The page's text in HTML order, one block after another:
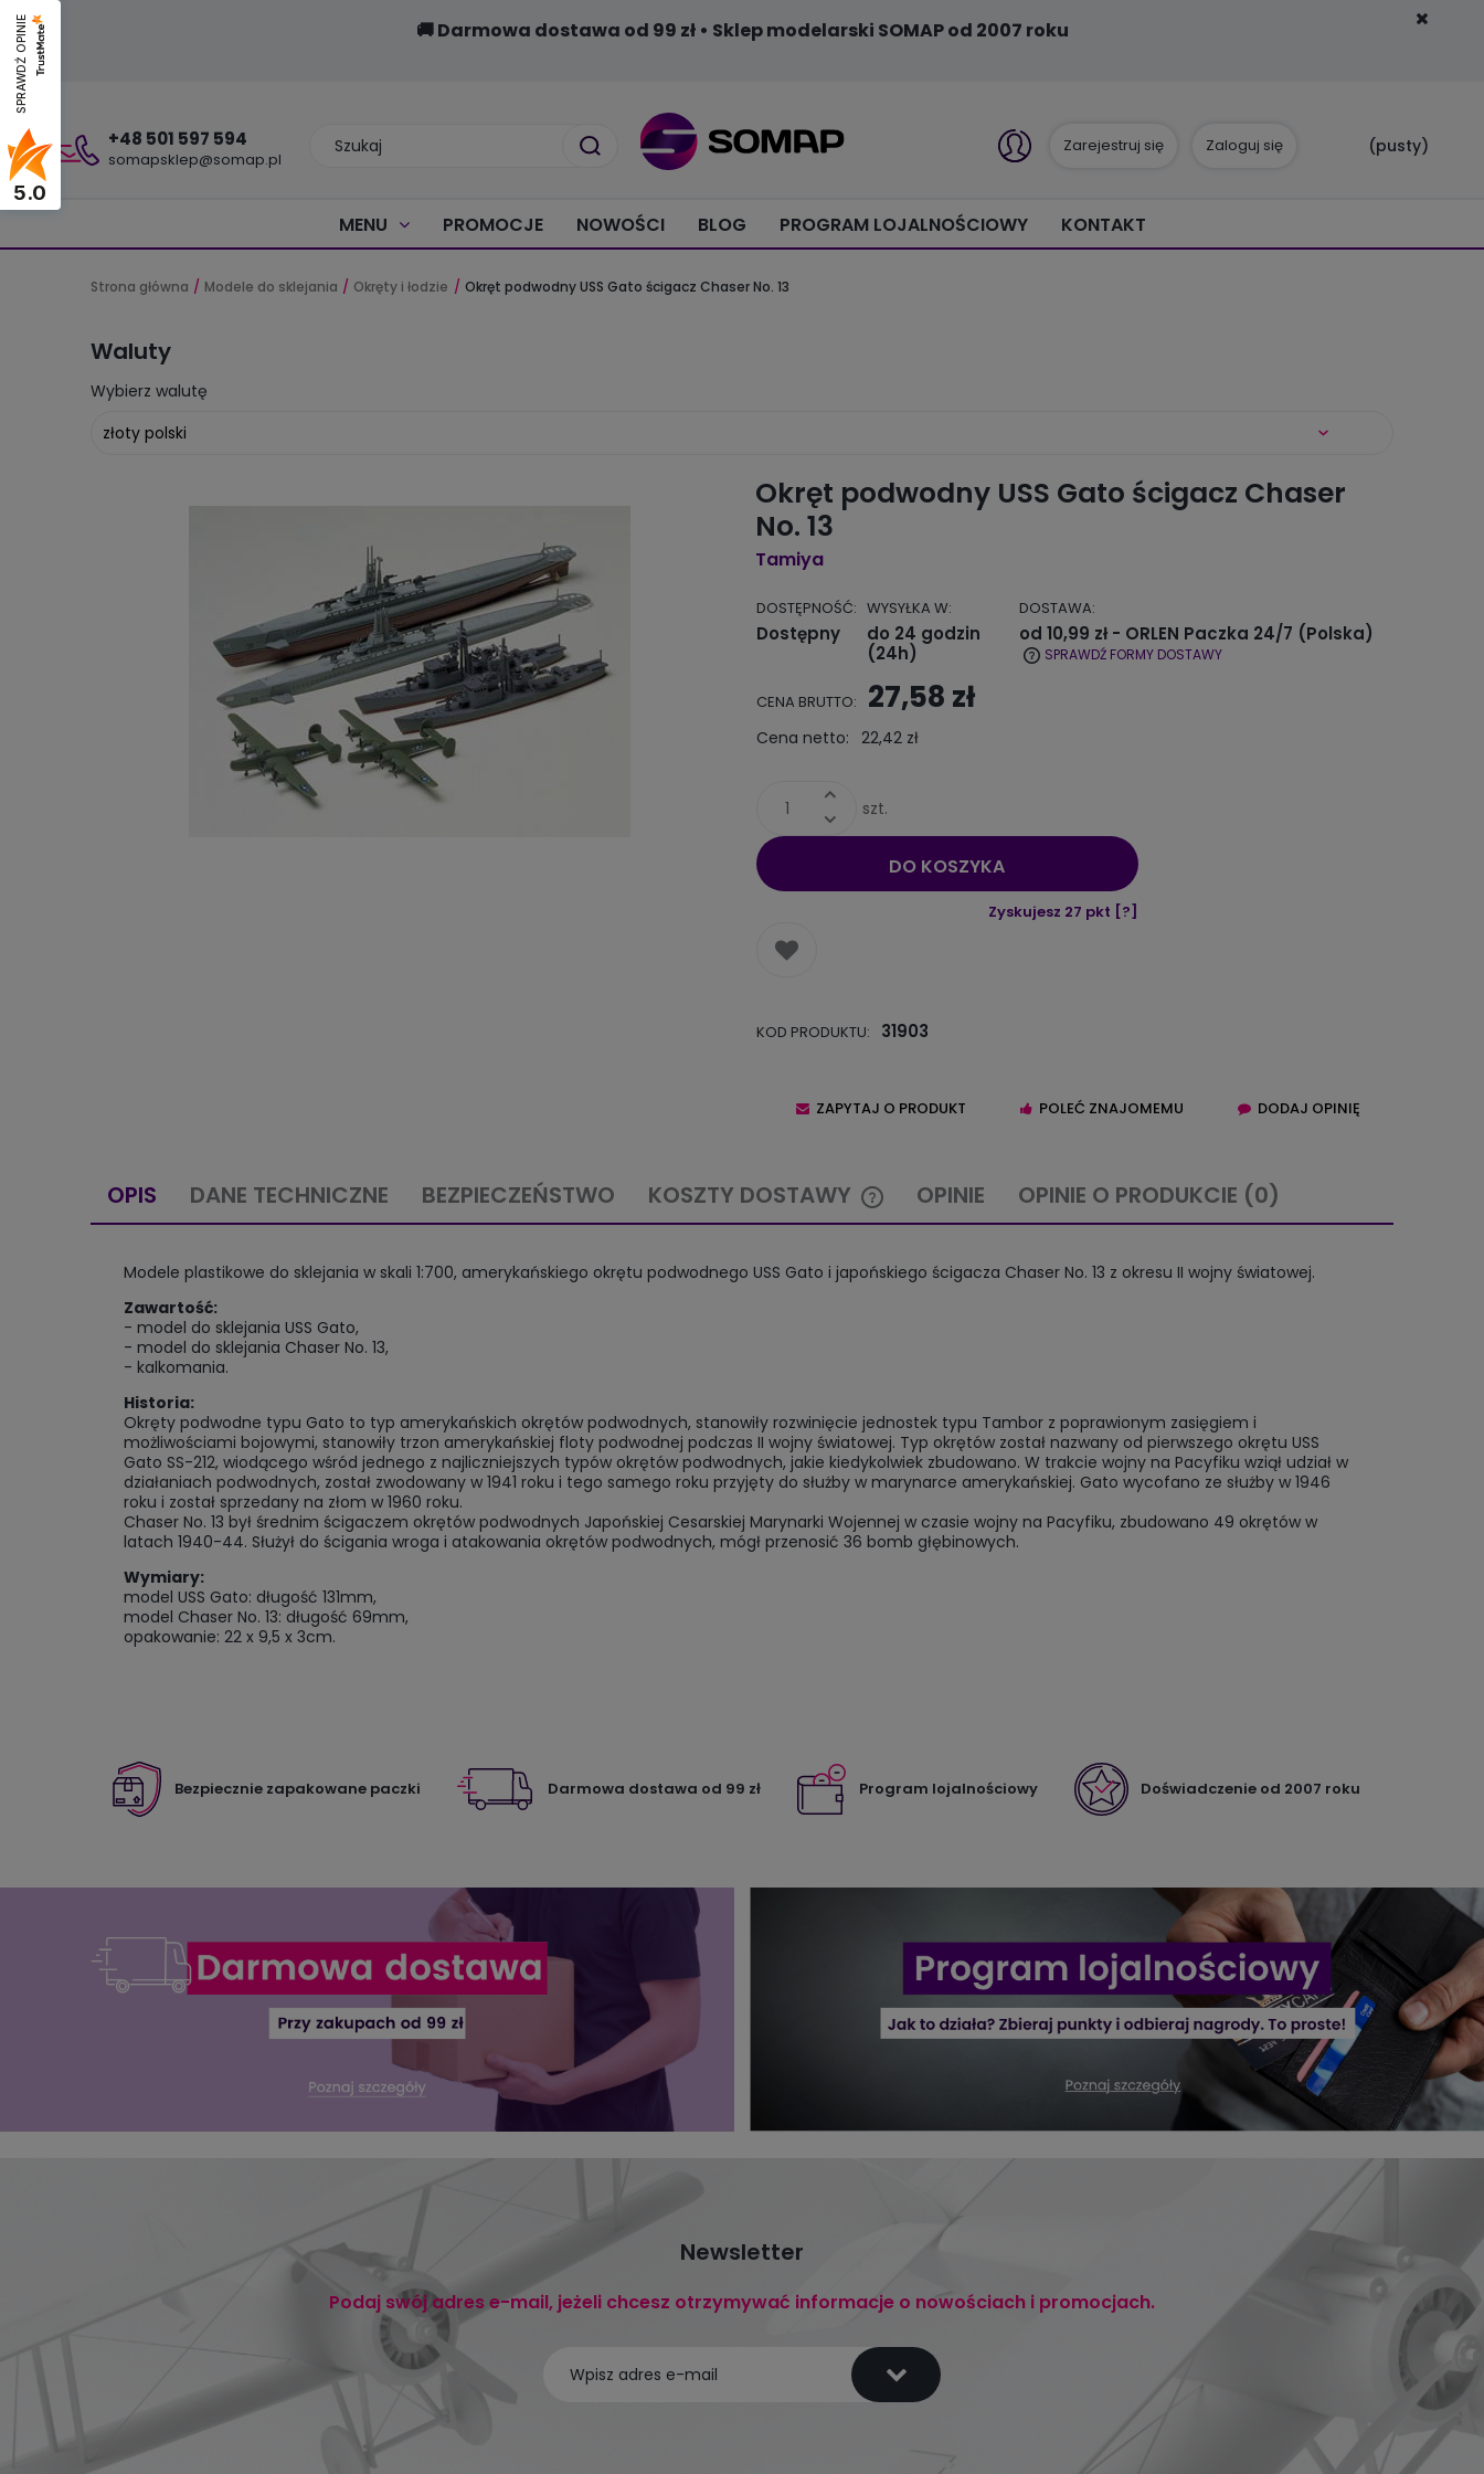
🚚 Darmowa dostawa od 99 zł • Sklep modelarski SOMAP od 2007 roku
+48 501 597 594
somapsklep@somap.pl
(pusty)
Zarejestruj się Zaloguj się
MENU PROMOCJE NOWOŚCI BLOG PROGRAM LOJALNOŚCIOWY KONTAKT
Strona główna Modele do sklejania Okręty i łodzie Okręt podwodny USS Gato ścigacz Chaser No. 13
Waluty
Wybierz walutę
Okręt podwodny USS Gato ścigacz Chaser
No. 13
Tamiya
DOSTĘPNOŚĆ:
Dostępny
WYSYŁKA W:
do 24 godzin
(24h)
DOSTAWA:
od 10,99 zł - ORLEN Paczka 24/7 (Polska)
Cena nie zawiera ewentualnych
SPRAWDŹ FORMY DOSTAWY
CENA BRUTTO: 27,58 zł
Cena netto: 22,42 zł
szt.
DO KOSZYKA
Zyskujesz 27 pkt [?]
KOD PRODUKTU: 31903
ZAPYTAJ O PRODUKT POLEĆ ZNAJOMEMU DODAJ OPINIĘ
OPIS DANE TECHNICZNE BEZPIECZEŃSTWO KOSZTY DOSTAWY
KOSZTÓW PŁATNOŚCI
OPINIE OPINIE O PRODUKCIE (0)
Modele plastikowe do sklejania w skali 1:700, amerykańskiego okrętu podwodnego USS Gato i japońskiego ścigacza Chaser No. 13 z okresu II wojny światowej.
Zawartość:
- model do sklejania USS Gato,
- model do sklejania Chaser No. 13,
- kalkomania.
Historia:
Okręty podwodne typu Gato to typ amerykańskich okrętów podwodnych, stanowiły rozwinięcie jednostek typu Tambor z poprawionym zasięgiem i
możliwościami bojowymi, stanowiły trzon amerykańskiej floty podwodnej podczas II wojny światowej. Typ okrętów został nazwany od pierwszego okrętu USS
Gato SS-212, wiodącego wśród jednego z najliczniejszych typów okrętów podwodnych, jakie kiedykolwiek zbudowano. W trakcie wojny na Pacyfiku wziął udział w
działaniach podwodnych, został zwodowany w 1941 roku i tego samego roku przyjęty do służby w marynarce amerykańskiej. Gato wycofano ze służby w 1946
roku i został sprzedany na złom w 1960 roku.
Chaser No. 13 był średnim ścigaczem okrętów podwodnych Japońskiej Cesarskiej Marynarki Wojennej w czasie wojny na Pacyfiku, zbudowano 49 okrętów w
latach 1940-44. Służył do ścigania wroga i atakowania okrętów podwodnych, mógł przenosić 36 bomb głębinowych.
Wymiary:
model USS Gato: długość 131mm,
model Chaser No. 13: długość 69mm,
opakowanie: 22 x 9,5 x 3cm.
Bezpiecznie zapakowane paczki Darmowa dostawa od 99 zł Program lojalnościowy Doświadczenie od 2007 roku
Newsletter
Podaj swój adres e-mail, jeżeli chcesz otrzymywać informacje o nowościach i promocjach.
SPRAWDŹ OPINIE
5.0